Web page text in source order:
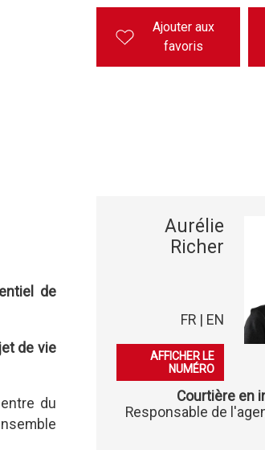
Ajouter aux
favoris
de
de vie
du
Aurélie
Richer
FR | EN
079 406 52 81
AFFICHER LE
NUMÉRO
Courtière en
Responsable de